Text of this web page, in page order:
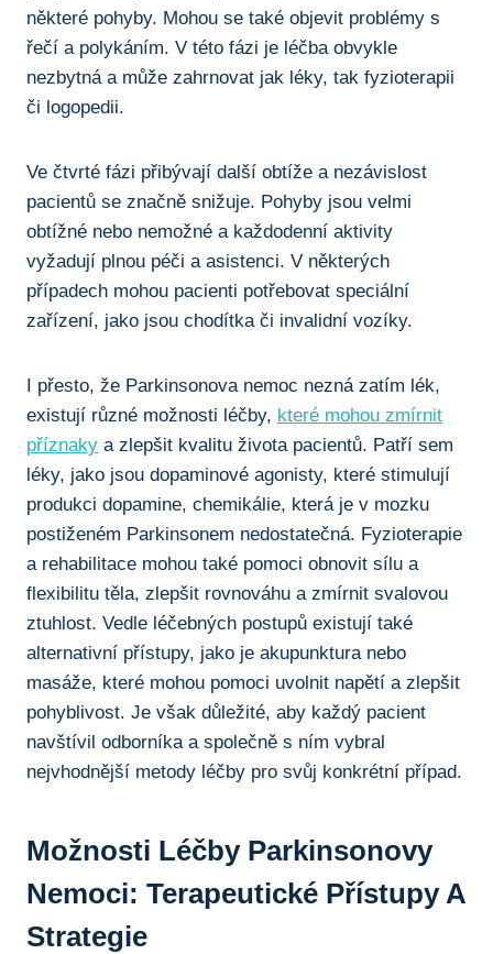
některé​ pohyby. Mohou se také⁢ objevit problémy s
řečí a​ polykáním. V této fázi je ⁢léčba obvykle
nezbytná a může zahrnovat jak léky, tak ‍fyzioterapii
či logopedii.
Ve čtvrté fázi přibývají ⁤další obtíže‌ a‍ nezávislost⁤
pacientů se značně⁢ snižuje. Pohyby jsou velmi
obtížné nebo nemožné a každodenní aktivity
‍vyžadují plnou ​péči ‌a asistenci. V některých
případech‌ mohou pacienti potřebovat speciální
zařízení, jako jsou ‍chodítka či invalidní vozíky.
I ‍přesto, že Parkinsonova ​nemoc ‌nezná zatím lék,
existují ⁤různé‌ možnosti léčby, které mohou zmírnit
příznaky a zlepšit kvalitu života pacientů. Patří sem
léky, jako jsou dopaminové agonisty, které stimulují
produkci dopamine, ⁣chemikálie, která je v​ mozku​
postiženém Parkinsonem nedostatečná.​ Fyzioterapie
a rehabilitace mohou také pomoci obnovit sílu a
flexibilitu těla, zlepšit rovnováhu​ a ​zmírnit⁢ svalovou
ztuhlost. Vedle léčebných postupů existují také
alternativní‌ přístupy,‍ jako je akupunktura nebo⁢
masáže, které mohou pomoci uvolnit napětí ⁤a zlepšit
pohyblivost. ‍Je však důležité,⁢ aby‌ každý ‍pacient
navštívil odborníka a ‌společně s ním vybral
nejvhodnější​ metody ‌léčby pro svůj konkrétní případ.
Možnosti Léčby ⁤Parkinsonovy
Nemoci: Terapeutické Přístupy A
Strategie